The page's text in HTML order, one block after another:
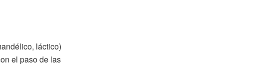
láctico)
el paso de las